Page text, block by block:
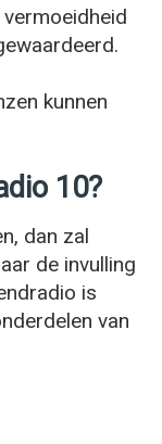
kunnen
10?
dan zal
de invulling
is
van